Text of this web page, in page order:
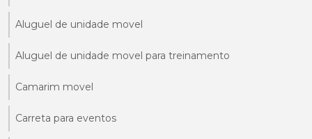
Aluguel de unidade movel
Aluguel de unidade movel para treinamento
Camarim movel
Carreta para eventos